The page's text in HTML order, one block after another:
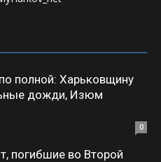
полной: Харьковщину
дожди, Изюм
0
погибшие во Второй